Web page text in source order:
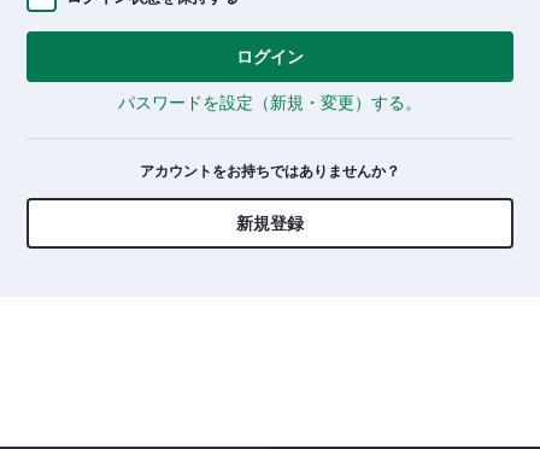
ログイン
パスワードを設定（新規・変更）する。
アカウントをお持ちではありませんか？
新規登録